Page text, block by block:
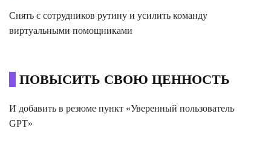
Снять с сотрудников рутину и усилить команду
виртуальными помощниками
ПОВЫСИТЬ СВОЮ ЦЕННОСТЬ
И добавить в резюме пункт «Уверенный пользователь
GPT»